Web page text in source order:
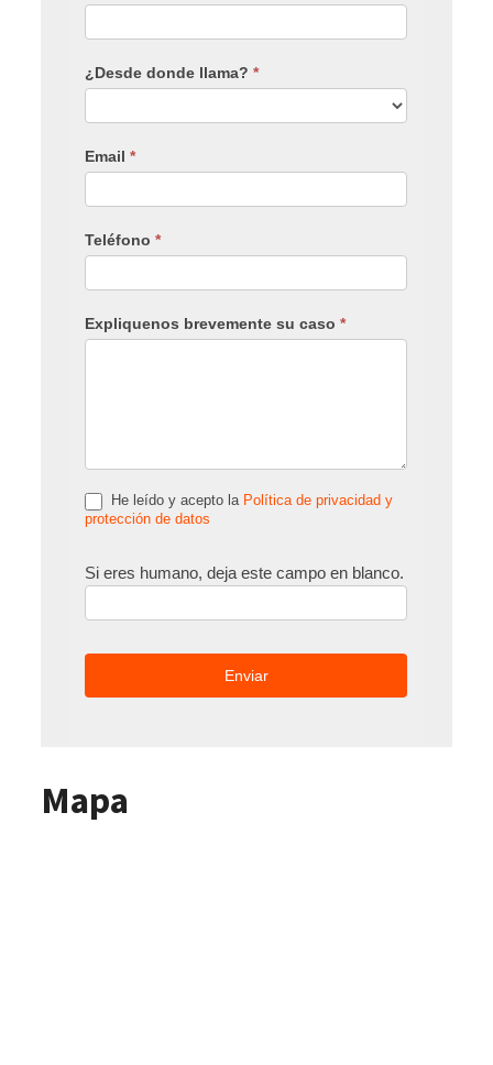
¿Desde donde llama?*
Email*
Teléfono*
Expliquenos brevemente su caso*
He leído y acepto la Política de privacidad y
protección de datos
Si eres humano, deja este campo en blanco.
Mapa